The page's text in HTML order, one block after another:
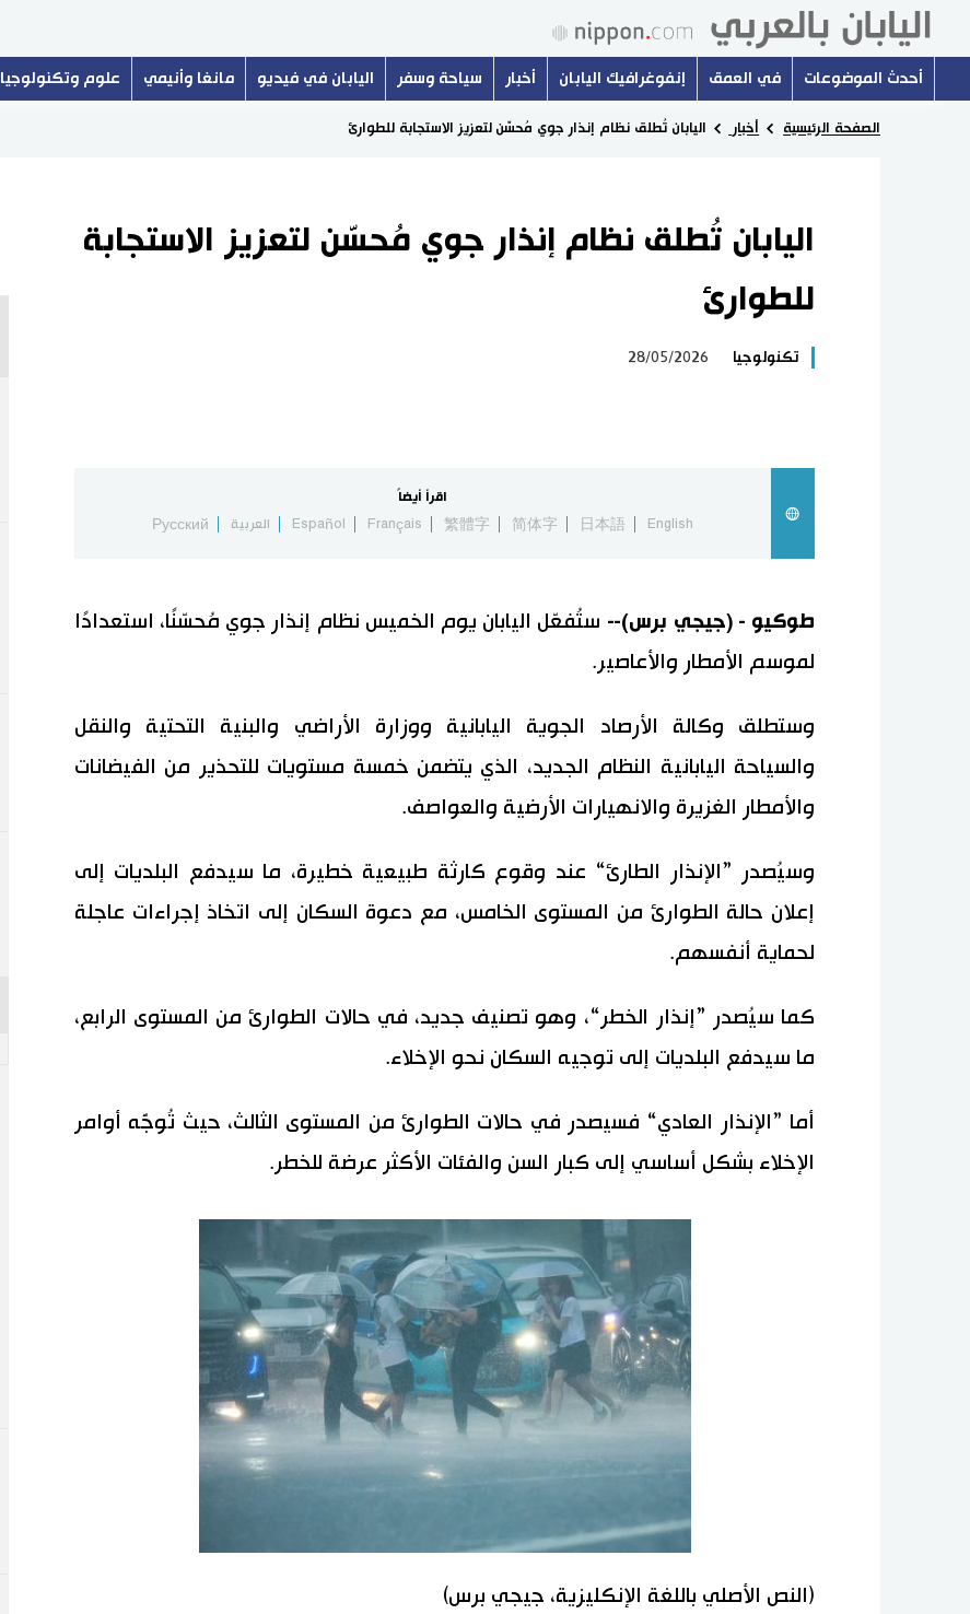
أحدث الموضوعات في العمق إنفوغرافيك اليابان أخبار سياحة وسفر اليابان في فيديو مانغا وأنيمي علوم وتكنولوجيا
الصفحة الرئيسية أخبار اليابان تُطلق نظام إنذار جوي مُحسّن لتعزيز الاستجابة للطوارئ
اليابان تُطلق نظام إنذار جوي مُحسّن لتعزيز الاستجابة
للطوارئ
تكنولوجيا 28/05/2026
اقرأ أيضاً
English
日本語
简体字
繁體字
Français
Español العربية Русский
طوكيو - (جيجي برس)-- ستُفعّل اليابان يوم الخميس نظام إنذار جوي مُحسّنًا، استعدادًا
لموسم الأمطار والأعاصير.
وستطلق وكالة الأرصاد الجوية اليابانية ووزارة الأراضي والبنية التحتية والنقل
والسياحة اليابانية النظام الجديد، الذي يتضمن خمسة مستويات للتحذير من الفيضانات
والأمطار الغزيرة والانهيارات الأرضية والعواصف.
وسيُصدر ”الإنذار الطارئ“ عند وقوع كارثة طبيعية خطيرة، ما سيدفع البلديات إلى
إعلان حالة الطوارئ من المستوى الخامس، مع دعوة السكان إلى اتخاذ إجراءات عاجلة
لحماية أنفسهم.
كما سيُصدر ”إنذار الخطر“، وهو تصنيف جديد، في حالات الطوارئ من المستوى الرابع،
ما سيدفع البلديات إلى توجيه السكان نحو الإخلاء.
أما ”الإنذار العادي“ فسيصدر في حالات الطوارئ من المستوى الثالث، حيث تُوجَّه أوامر
الإخلاء بشكل أساسي إلى كبار السن والفئات الأكثر عرضة للخطر.
(النص الأصلي باللغة الإنكليزية، جيجي برس)